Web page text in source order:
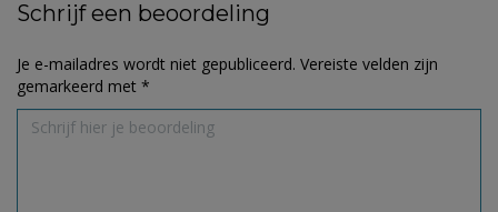
Schrijf een beoordeling
Je e-mailadres wordt niet gepubliceerd. Vereiste velden zijn
gemarkeerd met *